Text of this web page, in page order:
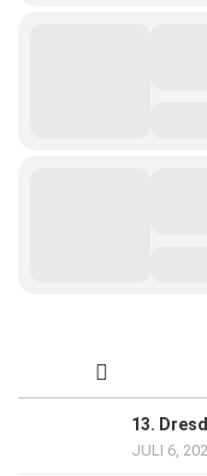
13.
JULI 6,